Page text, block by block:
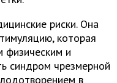
риски. Она
которая
физическим и
синдром чрезмерной
в